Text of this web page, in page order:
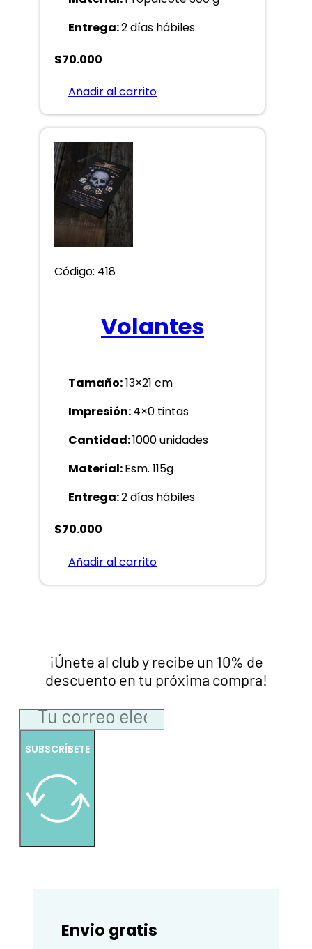
Entrega:2 días hábiles
$70.000
Añadir al carrito
Código: 418
Volantes
Tamaño:13×21 cm
Impresión:4×0 tintas
Cantidad:1000 unidades
Material:Esm. 115g
Entrega:2 días hábiles
$70.000
Añadir al carrito
¡Únete al club y recibe un 10% de
descuento en tu próxima compra!
SUBSCRÍBETE
Envio gratis